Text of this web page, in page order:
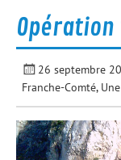
26 septembre
Franche-Comté, Une